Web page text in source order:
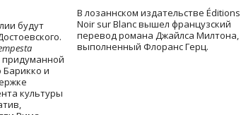
будут
придуманной
Барикко и
культуры
В лозаннском издательстве Éditions
Noir sur Blanc вышел французский
перевод романа Джайлса Милтона,
выполненный Флоранс Герц.